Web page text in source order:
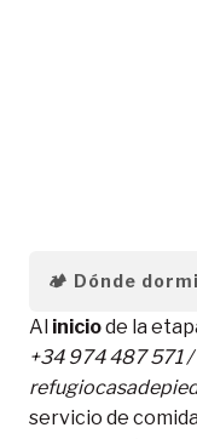
🏕️ Dónde
Al iniciode la
+34 974 487 571 /
servicio de